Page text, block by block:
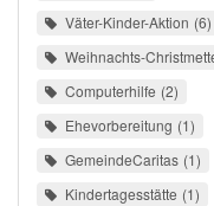
Väter-Kinder-Aktion 6
Weihnachts-
Computerhilfe 2
Ehevorbereitung 1
GemeindeCaritas 1
Kindertagesstätte 1